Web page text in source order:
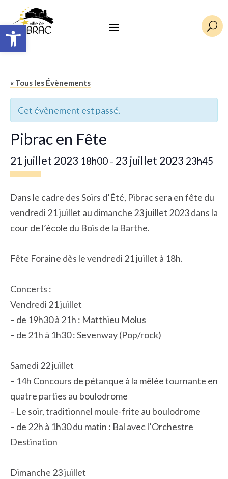
Ouvrir la barre d’outils U
« Tous les Évènements
Cet évènement est passé.
Pibrac en Fête
21 juillet 2023 18h00 – 23 juillet 2023 23h45
Dans le cadre des Soirs d’Été, Pibrac sera en fête du
vendredi 21 juillet au dimanche 23 juillet 2023 dans la
cour de l’école du Bois de la Barthe.
Fête Foraine dès le vendredi 21 juillet à 18h.
Concerts :
Vendredi 21 juillet
– de 19h30 à 21h : Matthieu Molus
– de 21h à 1h30 : Sevenway (Pop/rock)
Samedi 22 juillet
– 14h Concours de pétanque à la mêlée tournante en
quatre parties au boulodrome
– Le soir, traditionnel moule-frite au boulodrome
– de 22h à 1h30 du matin : Bal avec l’Orchestre
Destination
Dimanche 23 juillet